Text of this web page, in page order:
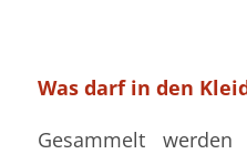
Was darf in den
Gesammelt